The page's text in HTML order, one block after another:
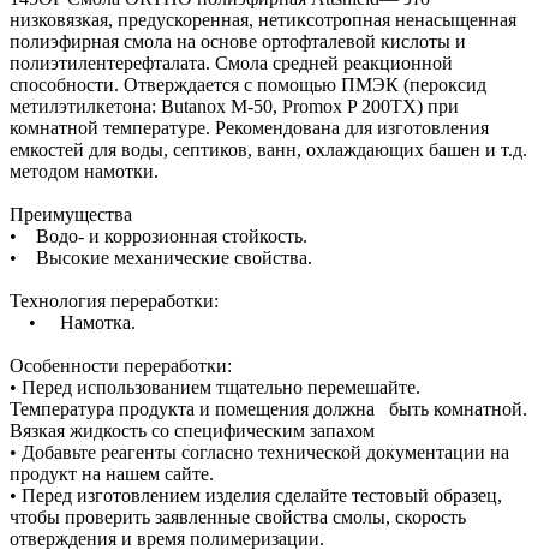
низковязкая, предускоренная, нетиксотропная ненасыщенная
полиэфирная смола на основе ортофталевой кислоты и
полиэтилентерефталата. Смола средней реакционной
способности. Отверждается с помощью ПМЭК (пероксид
метилэтилкетона: Butanox M-50, Promox P 200TX) при
комнатной температуре. Рекомендована для изготовления
емкостей для воды, септиков, ванн, охлаждающих башен и т.д.
методом намотки.
Преимущества
• Водо- и коррозионная стойкость.
• Высокие механические свойства.
Технология переработки:
• Намотка.
Особенности переработки:
• Перед использованием тщательно перемешайте.
Температура продукта и помещения должна быть комнатной.
Вязкая жидкость со специфическим запахом
• Добавьте реагенты согласно технической документации на
продукт на нашем сайте.
• Перед изготовлением изделия сделайте тестовый образец,
чтобы проверить заявленные свойства смолы, скорость
отверждения и время полимеризации.